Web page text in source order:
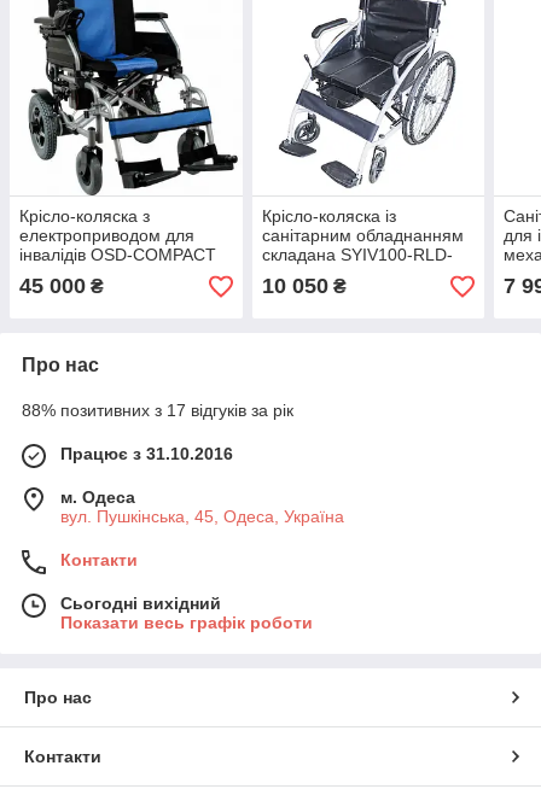
Крісло-коляска з
електроприводом для
інвалідів OSD-COMPACT
UNO складана інвалідна
коляска сталева з пультом
45 000 ₴
Крісло-коляска із
санітарним обладнанням
складана SYIV100-RLD-
G01 Санітарне інвалідне
крісло для дому та вулиці
10 050₴
для
7
Про нас
88% позитивних з 17 відгуків за рік
Працює з 31.10.2016
м. Одеса
вул. Пушкінська, 45, Одеса, Україна
Контакти
Сьогодні вихідний
Показати весь графік роботи
Про нас
Контакти